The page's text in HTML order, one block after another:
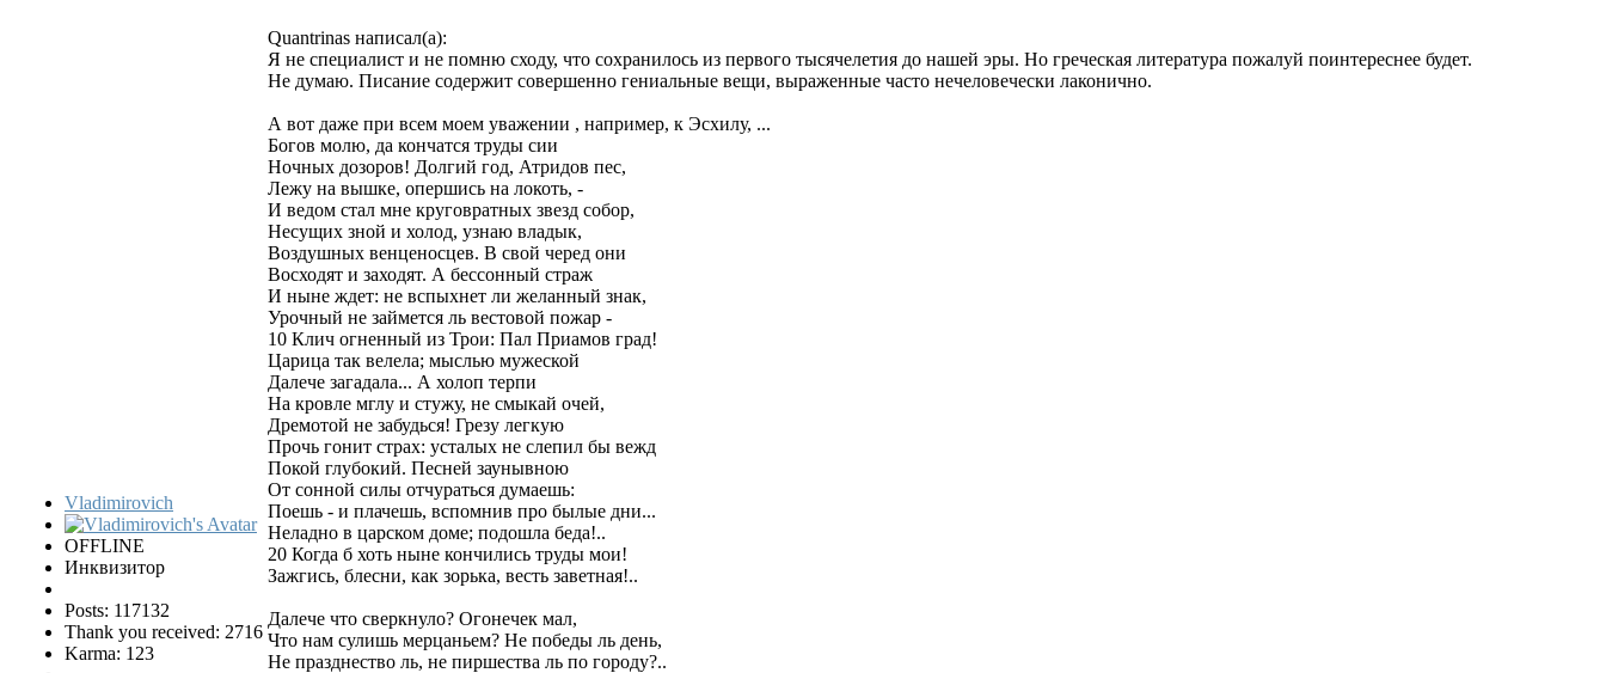
Vladimirovich
OFFLINE
Инквизитор
Posts: 117132
Thank you received: 2716
Karma: 123
Quantrinas написал(а):
Я не специалист и не помню сходу, что сохранилось из первого тысячелетия до нашей эры. Но греческая литература пожалуй поинтереснее будет.
Не думаю. Писание содержит совершенно гениальные вещи, выраженные часто нечеловечески лаконично.
А вот даже при всем моем уважении , например, к Эсхилу, ...
Богов молю, да кончатся труды сии
Ночных дозоров! Долгий год, Атридов пес,
Лежу на вышке, опершись на локоть, -
И ведом стал мне круговратных звезд собор,
Несущих зной и холод, узнаю владык,
Воздушных венценосцев. В свой черед они
Восходят и заходят. А бессонный страж
И ныне ждет: не вспыхнет ли желанный знак,
Урочный не займется ль вестовой пожар -
10 Клич огненный из Трои: Пал Приамов град!
Царица так велела; мыслью мужеской
Далече загадала... А холоп терпи
На кровле мглу и стужу, не смыкай очей,
Дремотой не забудься! Грезу легкую
Прочь гонит страх: усталых не слепил бы вежд
Покой глубокий. Песней заунывною
От сонной силы отчураться думаешь:
Поешь - и плачешь, вспомнив про былые дни...
Неладно в царском доме; подошла беда!..
20 Когда б хоть ныне кончились труды мои!
Зажгись, блесни, как зорька, весть заветная!..
Далече что сверкнуло? Огонечек мал,
Что нам сулишь мерцаньем? Не победы ль день,
Не празднество ль, не пиршества ль по городу?..